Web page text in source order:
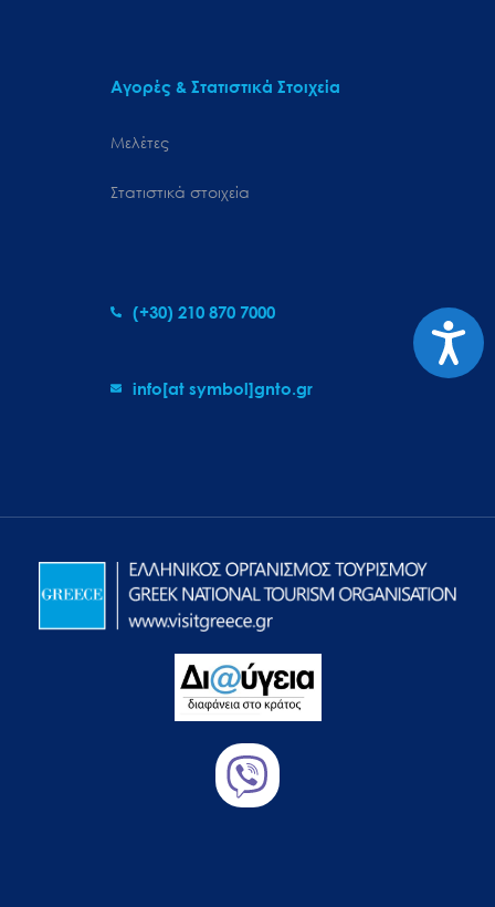
Αγορές & Στατιστικά Στοιχεία
Μελέτες
Στατιστικά στοιχεία
(+30) 210 870 7000
info[at symbol]gnto.gr